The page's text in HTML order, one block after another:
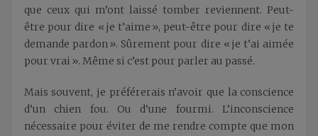
que ceux qui m’ont laissé tomber reviennent. Peut-
être pour dire « je t’aime », peut-être pour dire « je te
demande pardon ». Sûrement pour dire « je t’ai aimée
pour vrai ». Même si c’est pour parler au passé.
Mais souvent, je préférerais n’avoir que la conscience
d’un chien fou. Ou d’une fourmi. L’inconscience
nécessaire pour éviter de me rendre compte que mon